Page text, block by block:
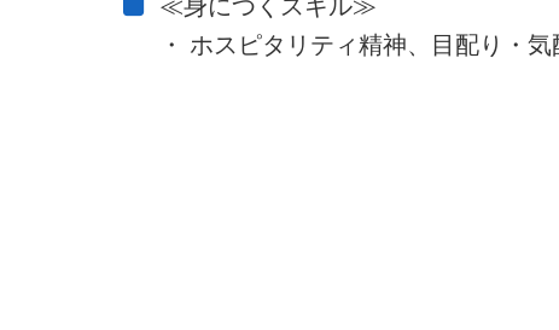
・ ホスピタリティ精神、目配り・